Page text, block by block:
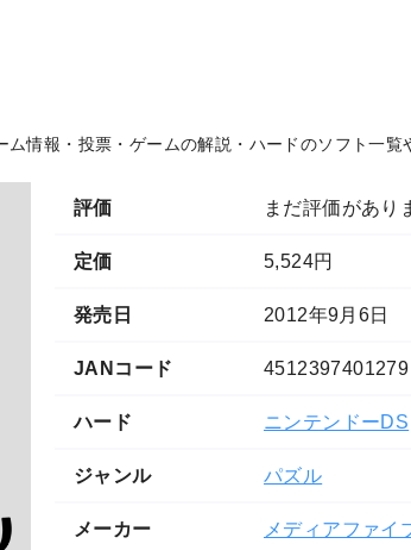
ム情報・投票・ゲームの解説・ハードのソフト一覧
評価 まだ評価があり
定価 5,524円
発売日 2012年9月6日
JANコード 4512397401279
ハード ニンテンドーDS
ジャンル パズル
メーカー メディアファイ